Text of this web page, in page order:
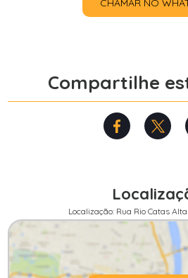
CHAMAR NO
Compartilhe
Localização: Rua Rio Catas